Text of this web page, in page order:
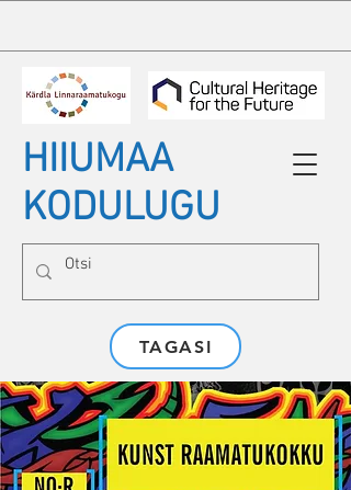
HIIUMAA
KODULUGU
TAGASI